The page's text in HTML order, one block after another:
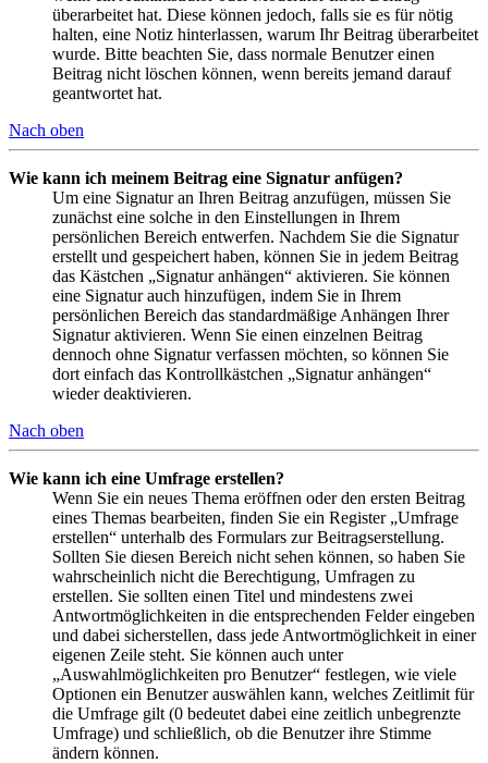
überarbeitet hat. Diese können jedoch, falls sie es für nötig
halten, eine Notiz hinterlassen, warum Ihr Beitrag überarbeitet
wurde. Bitte beachten Sie, dass normale Benutzer einen
Beitrag nicht löschen können, wenn bereits jemand darauf
geantwortet hat.
Nach oben
Wie kann ich meinem Beitrag eine Signatur anfügen?
Um eine Signatur an Ihren Beitrag anzufügen, müssen Sie
zunächst eine solche in den Einstellungen in Ihrem
persönlichen Bereich entwerfen. Nachdem Sie die Signatur
erstellt und gespeichert haben, können Sie in jedem Beitrag
das Kästchen „Signatur anhängen“ aktivieren. Sie können
eine Signatur auch hinzufügen, indem Sie in Ihrem
persönlichen Bereich das standardmäßige Anhängen Ihrer
Signatur aktivieren. Wenn Sie einen einzelnen Beitrag
dennoch ohne Signatur verfassen möchten, so können Sie
dort einfach das Kontrollkästchen „Signatur anhängen“
wieder deaktivieren.
Nach oben
Wie kann ich eine Umfrage erstellen?
Wenn Sie ein neues Thema eröffnen oder den ersten Beitrag
eines Themas bearbeiten, finden Sie ein Register „Umfrage
erstellen“ unterhalb des Formulars zur Beitragserstellung.
Sollten Sie diesen Bereich nicht sehen können, so haben Sie
wahrscheinlich nicht die Berechtigung, Umfragen zu
erstellen. Sie sollten einen Titel und mindestens zwei
Antwortmöglichkeiten in die entsprechenden Felder eingeben
und dabei sicherstellen, dass jede Antwortmöglichkeit in einer
eigenen Zeile steht. Sie können auch unter
„Auswahlmöglichkeiten pro Benutzer“ festlegen, wie viele
Optionen ein Benutzer auswählen kann, welches Zeitlimit für
die Umfrage gilt (0 bedeutet dabei eine zeitlich unbegrenzte
Umfrage) und schließlich, ob die Benutzer ihre Stimme
ändern können.